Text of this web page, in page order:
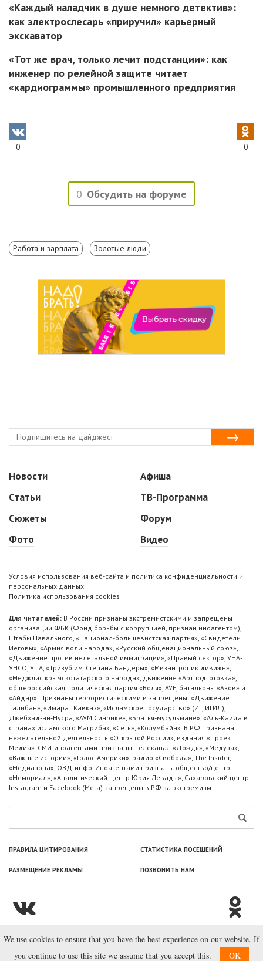
«Каждый наладчик в душе немного детектив»:
как электрослесарь «приручил» карьерный
экскаватор
«Тот же врач, только лечит подстанции»: как
инженер по релейной защите читает
«кардиограммы» промышленного предприятия
0 0
0 Обсудить на форуме
Работа и зарплата Золотые люди
Новости
Статьи
Сюжеты
Фото
Афиша
ТВ-Программа
Форум
Видео
Условия использования веб-сайта и политика конфиденциальности и
персональных данных
Политика использования cookies
Для читателей: В России признаны экстремистскими и запрещены
организации ФБК (Фонд борьбы с коррупцией, признан иноагентом),
Штабы Навального, «Национал-большевистская партия», «Свидетели
Иеговы», «Армия воли народа», «Русский общенациональный союз»,
«Движение против нелегальной иммиграции», «Правый сектор», УНА-
УНСО, УПА, «Тризуб им. Степана Бандеры», «Мизантропик дивижн»,
«Меджлис крымскотатарского народа», движение «Артподготовка»,
общероссийская политическая партия «Воля», АУЕ, батальоны «Азов» и
«Айдар». Признаны террористическими и запрещены: «Движение
Талибан», «Имарат Кавказ», «Исламское государство» (ИГ, ИГИЛ),
Джебхад-ан-Нусра, «АУМ Синрике», «Братья-мусульмане», «Аль-Каида в
странах исламского Магриба», «Сеть», «Колумбайн». В РФ признана
нежелательной деятельность «Открытой России», издания «Проект
Медиа». СМИ-иноагентами признаны: телеканал «Дождь», «Медуза»,
«Важные истории», «Голос Америки», радио «Свобода», The Insider,
«Медиазона», ОВД-инфо. Иноагентами признаны общество/центр
«Мемориал», «Аналитический Центр Юрия Левады», Сахаровский центр.
Instagram и Facebook (Metа) запрещены в РФ за экстремизм.
ПРАВИЛА ЦИТИРОВАНИЯ СТАТИСТИКА ПОСЕЩЕНИЙ
РАЗМЕЩЕНИЕ РЕКЛАМЫ ПОЗВОНИТЬ НАМ
© ООО «Лаборатория Новоcтей», 2003—2026.
We use cookies to ensure that you have the best experience on our website. If
you continue to use this site we assume that you accept this.
OK